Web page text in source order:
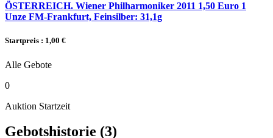
ÖSTERREICH. Wiener Philharmoniker 2011 1,50 Euro 1
Unze FM-Frankfurt, Feinsilber: 31,1g
Startpreis : 1,00 €
Alle Gebote
0
Auktion Startzeit
Gebotshistorie (3)